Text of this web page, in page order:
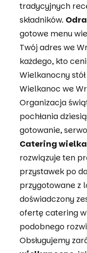
Wrocław
Wrocław
Wrocław
Shower Wrocław
Wrocław
Wrocław
Wrocław
Wrocław
Wrocław
tradycyjnych
składników.
gotowe menu
Twój adres we
każdego, kto
Wielkanocny
Wielkanoc we
Organizacja
pochłania
gotowanie,
Catering
rozwiązuje ten
przystawek po
przygotowane z
doświadczony
ofertęcatering
podobnego
Obsługujemy